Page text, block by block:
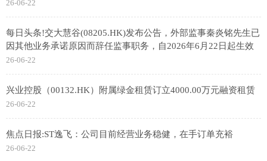
26-06-22
每日头条!交大慧谷(08205.HK)发布公告，外部监事秦炎铭先生已
因其他业务承诺原因而辞任监事职务，自2026年6月22日起生效
26-06-22
兴业控股（00132.HK）附属绿金租赁订立4000.00万元融资租赁
26-06-22
焦点日报:ST逸飞：公司目前经营业务稳健，在手订单充裕
26-06-22